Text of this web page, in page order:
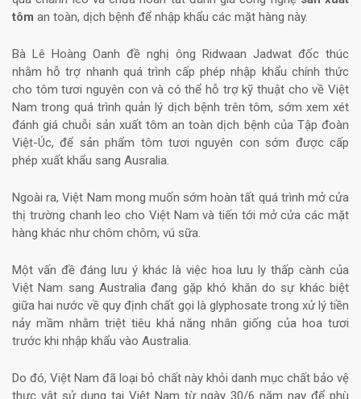
tôm an toàn, dịch bệnh để nhập khẩu các mặt hàng này.
Bà Lê Hoàng Oanh đề nghị ông Ridwaan Jadwat đốc thúc
nhằm hỗ trợ nhanh quá trình cấp phép nhập khẩu chính thức
cho tôm tươi nguyên con và có thể hỗ trợ kỹ thuật cho về Việt
Nam trong quá trình quản lý dịch bệnh trên tôm, sớm xem xét
đánh giá chuỗi sản xuất tôm an toàn dịch bệnh của Tập đoàn
Việt-Úc, để sản phẩm tôm tươi nguyên con sớm được cấp
phép xuất khẩu sang Ausralia.
Ngoài ra, Việt Nam mong muốn sớm hoàn tất quá trình mở cửa
thị trường chanh leo cho Việt Nam và tiến tới mở cửa các mặt
hàng khác như chôm chôm, vú sữa.
Một vấn đề đáng lưu ý khác là việc hoa lưu ly thấp cành của
Việt Nam sang Australia đang gặp khó khăn do sự khác biệt
giữa hai nước về quy định chất gọi là glyphosate trong xử lý tiền
nảy mầm nhằm triệt tiêu khả năng nhân giống của hoa tươi
trước khi nhập khẩu vào Australia.
Do đó, Việt Nam đã loại bỏ chất này khỏi danh mục chất bảo vệ
thực vật sử dụng tại Việt Nam từ ngày 30/6 năm nay để phù